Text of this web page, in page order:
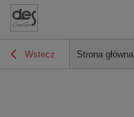
Wstecz Strona główna